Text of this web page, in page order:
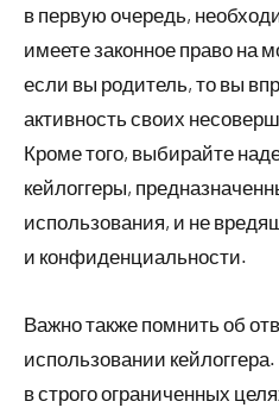
в первую очередь,
имеете законное право на
если вы родитель, то вы
активность своих
Кроме того, выбирайте
кейлоггеры,
использования, и не
и конфиденциальности.
Важно также помнить об
использовании
в строго ограниченных